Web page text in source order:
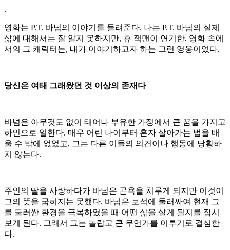
.
영화는 P.T. 바넘의 이야기를 들려준다. 나는 P.T. 바넘의 실제
삶에 대해서는 잘 알지 못하지만, 휴 잭맨이 연기한, 영화 속에
서의 그 캐릭터는, 내가 이야기하고자 하는 그런 영웅이었다.
당신은 여태 그래왔던 것 이상의 존재다
바넘은 아무것도 없이 태어나 부유한 가정에서 큰 꿈을 가지고
하인으로 일한다. 매우 어린 나이부터 혼자 살아가는 법을 배
울 수 밖에 없었고, 그는 다른 이들의 의견이나 행동에 당황하
지 않는다.
주인의 딸을 사랑하다가 바넘은 곤욕을 치루게 되지만 이것이
그의 뜻을 굽히지는 못했다. 바넘은 보석에 둘러싸여 현재 그
를 둘러싼 환경을 극복하였을 때 어떤 삶을 살게 될지를 잠시
보게 된다. 그래서 그는 놀랍고 큰 무언가를 이루기로 결심한
다.